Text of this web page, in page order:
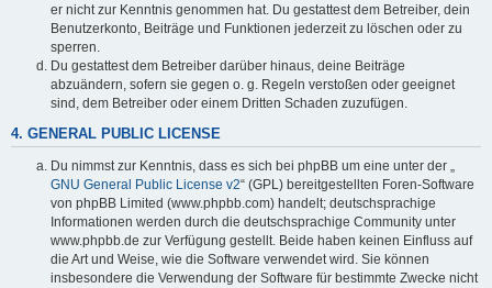
er nicht zur Kenntnis genommen hat. Du gestattest dem Betreiber, dein
Benutzerkonto, Beiträge und Funktionen jederzeit zu löschen oder zu
sperren.
Du gestattest dem Betreiber darüber hinaus, deine Beiträge
abzuändern, sofern sie gegen o. g. Regeln verstoßen oder geeignet
sind, dem Betreiber oder einem Dritten Schaden zuzufügen.
4. GENERAL PUBLIC LICENSE
Du nimmst zur Kenntnis, dass es sich bei phpBB um eine unter der „
GNU General Public License v2“ (GPL) bereitgestellten Foren-Software
von phpBB Limited (www.phpbb.com) handelt; deutschsprachige
Informationen werden durch die deutschsprachige Community unter
www.phpbb.de zur Verfügung gestellt. Beide haben keinen Einfluss auf
die Art und Weise, wie die Software verwendet wird. Sie können
insbesondere die Verwendung der Software für bestimmte Zwecke nicht